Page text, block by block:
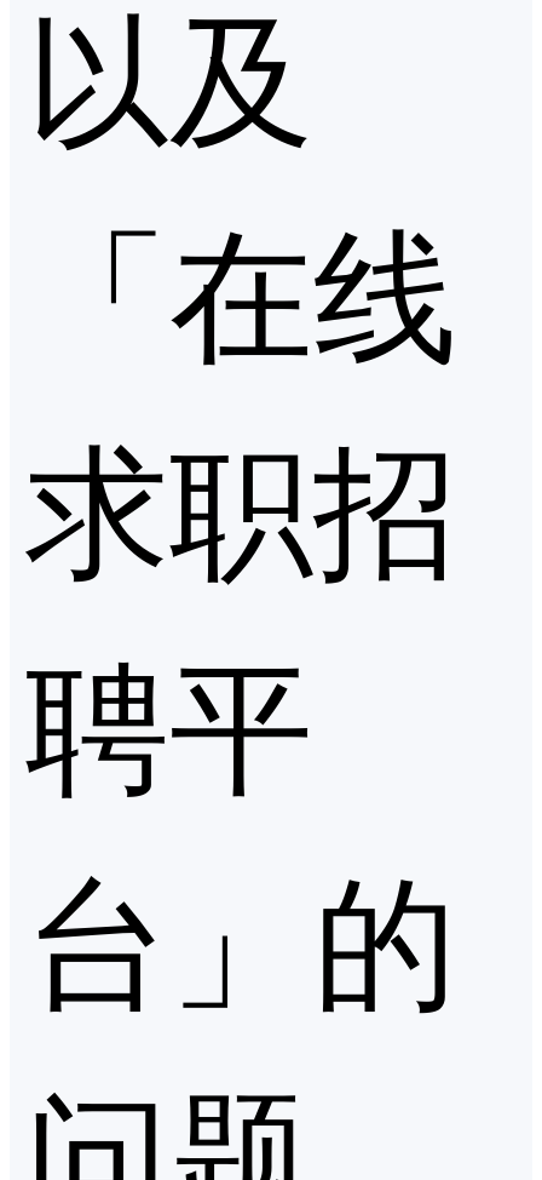
以及
「在线
求职招
聘平
台」的